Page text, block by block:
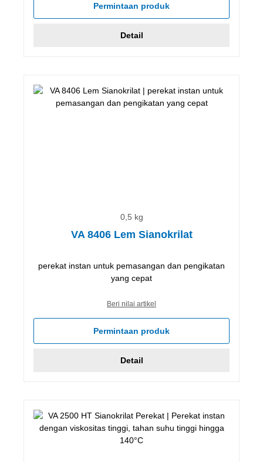
Permintaan produk
Detail
0,5 kg
VA 8406 Lem Sianokrilat
perekat instan untuk pemasangan dan pengikatan
yang cepat
Beri nilai artikel
Permintaan produk
Detail